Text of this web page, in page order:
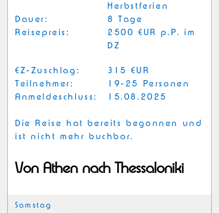
Herbstferien
Dauer:
8 Tage
Reisepreis:
2500 EUR p.P. im
DZ
EZ-Zuschlag:
315 EUR
Teilnehmer:
19-25 Personen
Anmeldeschluss:
15.08.2025
Die Reise hat bereits begonnen und
ist nicht mehr buchbar.
Von Athen nach Thessaloniki
Samstag